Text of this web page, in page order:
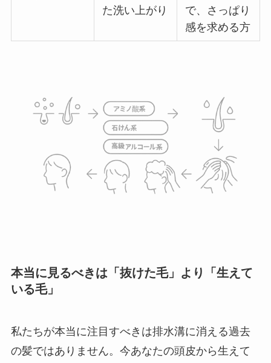
た洗い上がり
で、さっぱり
感を求める方
本当に見るべきは「抜けた毛」より「生えて
いる毛」
私たちが本当に注目すべきは排水溝に消える過去
の髪ではありません。今あなたの頭皮から生えて